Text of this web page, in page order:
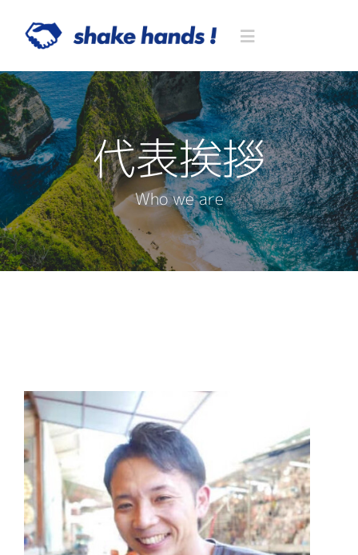
content
Toggle
Navigation
Home
Blog
Service
民泊関連サービス
ITサポートサービス
About US
代表挨拶
Who we are